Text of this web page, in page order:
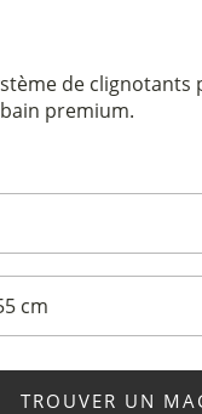
de
premium.
TROUVER UN